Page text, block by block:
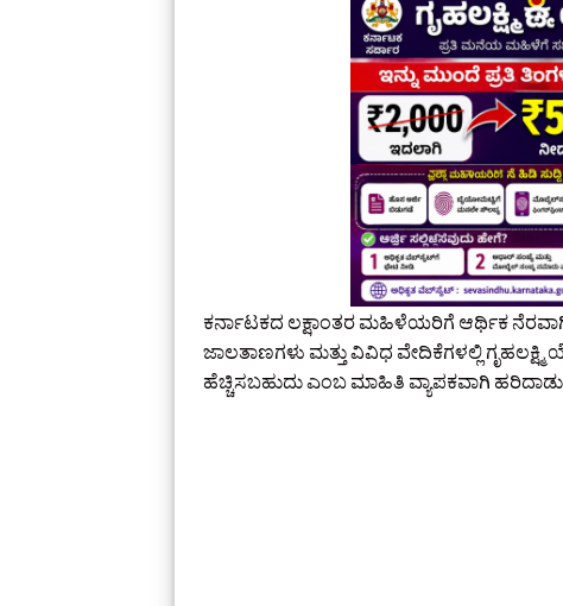
ಕರ್ನಾಟಕದ ಲಕ್ಷಾಂತರ ಮಹಿಳೆಯರಿಗೆ ಆರ್ಥಿಕ
ಜಾಲತಾಣಗಳು ಮತ್ತು ವಿವಿಧ ವೇದಿಕೆಗಳಲ್ಲಿ
ಹೆಚ್ಚಿಸಬಹುದು ಎಂಬ ಮಾಹಿತಿ ವ್ಯಾಪಕವಾಗಿ